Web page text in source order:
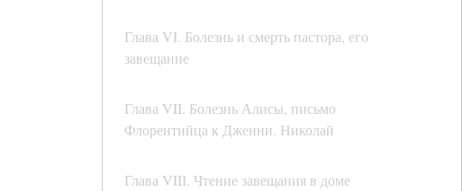
Глава VI. Болезнь и смерть пастора, его
завещание
Глава VII. Болезнь Алисы, письмо
Флорентийца к Дженни. Николай
Глава VIII. Чтение завещания в доме